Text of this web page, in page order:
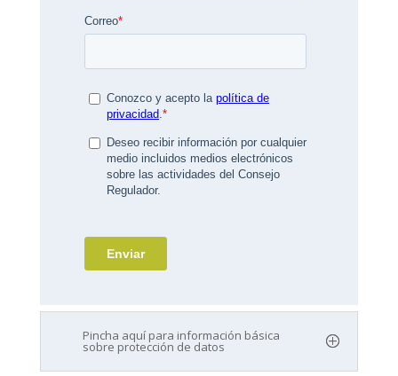
Pincha aquí para información básica
sobre protección de datos